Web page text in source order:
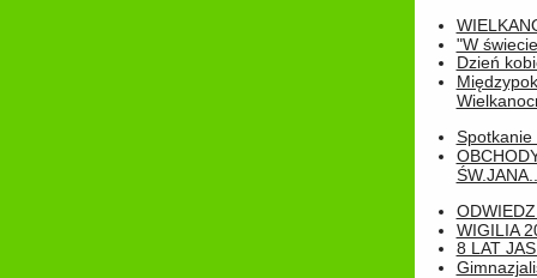
"W
Dzień
Spotkanie
WIGILIA
8 LAT